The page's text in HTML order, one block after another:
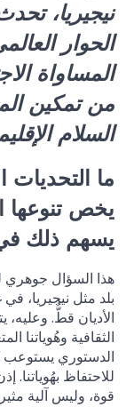
نيجيريا،
الحوار
المساواة
من تمكين
السلام
ما التحديات
يخص تنوعها
يسهم ذلك
هذا السؤال جوهري
الأديان قطُّ. وعليه،
الثقافية وهُوياتنا
الدستوري يستوعب
للاحتفاظ بهُوياتنا.
قوة، وليس آلية